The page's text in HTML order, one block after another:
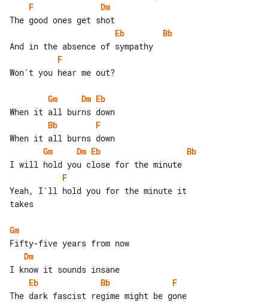
F
Dm
Eb
Bb
F
Won't you hear me out?
Gm Dm Eb
Bb
F
Gm
Dm Eb
Bb
F
Yeah, I'll hold you for the minute it
takes
Gm
Dm
Eb
Bb
F
The dark fascist regime might be gone